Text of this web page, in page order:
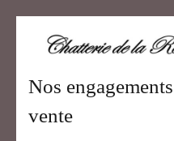
contenu
Entrée)
Nos
vente